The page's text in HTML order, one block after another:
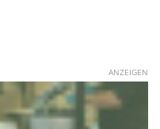
ANZEIGEN